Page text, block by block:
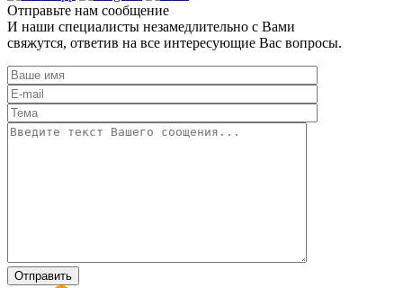
Отправьте нам сообщение
И наши специалисты незамедлительно с Вами
свяжутся, ответив на все интересующие Вас вопросы.